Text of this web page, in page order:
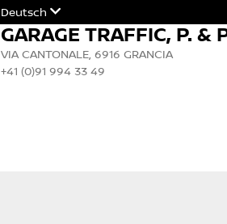
Deutsch
GARAGE TRAFFIC, P. &
VIA CANTONALE, 6916 GRANCIA
+41 (0)91 994 33 49